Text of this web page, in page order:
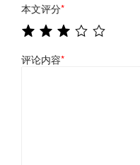
本文评分*
评论内容*